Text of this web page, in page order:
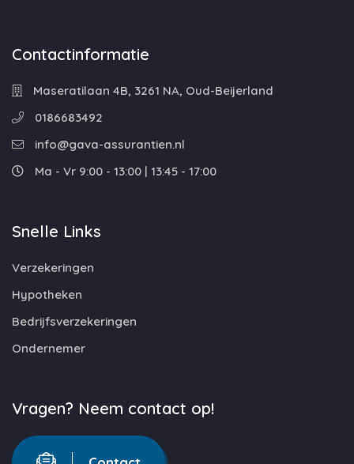
Contactinformatie
Maseratilaan 4B, 3261 NA, Oud-Beijerland
0186683492
info@gava-assurantien.nl
Ma - Vr 9:00 - 13:00 | 13:45 - 17:00
Snelle Links
Verzekeringen
Hypotheken
Bedrijfsverzekeringen
Ondernemer
Vragen? Neem contact op!